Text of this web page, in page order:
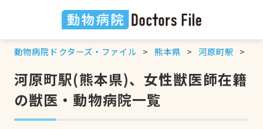
動物病院ドクターズ・ファイル 熊本県 河原町駅
河原町駅(熊本県)、女性獣医師在籍
の獣医・動物病院一覧